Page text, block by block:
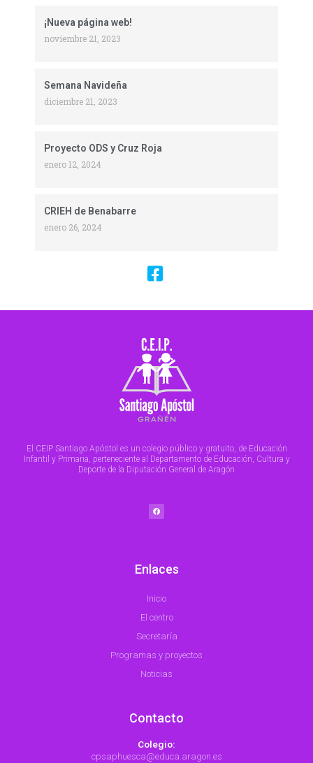
¡Nueva página web!
noviembre 21, 2023
Semana Navideña
diciembre 21, 2023
Proyecto ODS y Cruz Roja
enero 12, 2024
CRIEH de Benabarre
enero 26, 2024
El CEIP Santiago Apóstol es un colegio público y gratuito, de Educación
Infantil y Primaria, perteneciente al Departamento de Educación, Cultura y
Deporte de la Diputación General de Aragón
F
a
c
Enlaces
Inicio
El centro
Secretaría
Programas y proyectos
Noticias
Contacto
Colegio:
cpsaphuesca@educa.aragon.es